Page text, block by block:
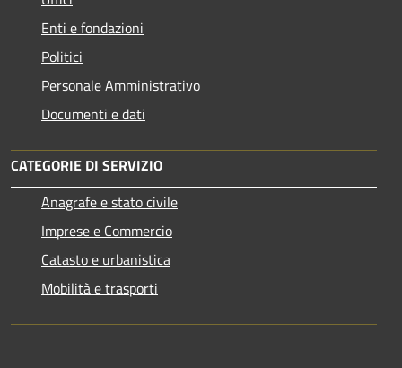
Enti e fondazioni
Politici
Personale Amministrativo
Documenti e dati
CATEGORIE DI SERVIZIO
Anagrafe e stato civile
Imprese e Commercio
Catasto e urbanistica
Mobilità e trasporti